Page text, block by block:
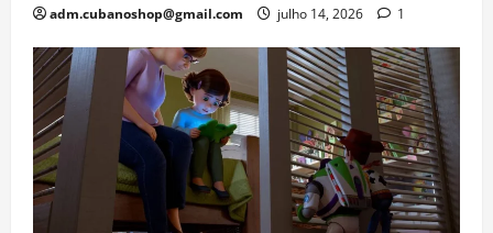
adm.cubanoshop@gmail.com julho 14, 2026 1